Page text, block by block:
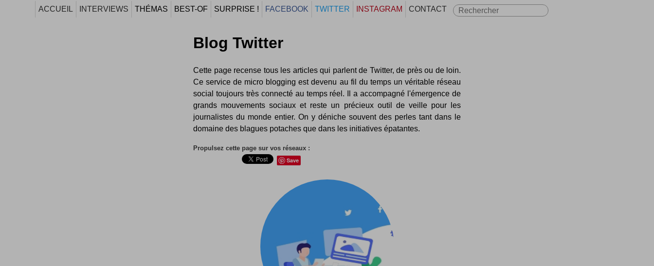
ACCUEIL INTERVIEWS THÉMAS BEST-OF SURPRISE ! FACEBOOK TWITTER INSTAGRAM CONTACT
Blog Twitter
Cette page recense tous les articles qui parlent de Twitter, de près ou de loin.
Ce service de micro blogging est devenu au fil du temps un véritable réseau
social toujours très connecté au temps réel. Il a accompagné l'émergence de
grands mouvements sociaux et reste un précieux outil de veille pour les
journalistes du monde entier. On y déniche souvent des perles tant dans le
domaine des blagues potaches que dans les initiatives épatantes.
Propulsez cette page sur vos réseaux :
Save